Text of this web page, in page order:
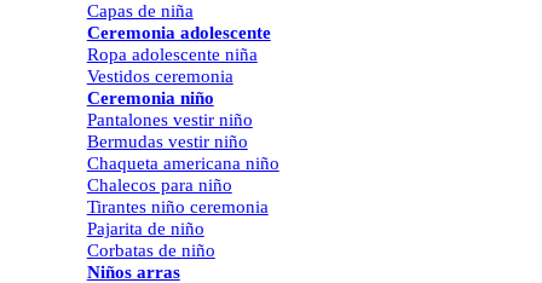
Capas de niña
Ceremonia adolescente
Ropa adolescente niña
Vestidos ceremonia
Ceremonia niño
Pantalones vestir niño
Bermudas vestir niño
Chaqueta americana niño
Chalecos para niño
Tirantes niño ceremonia
Pajarita de niño
Corbatas de niño
Niños arras